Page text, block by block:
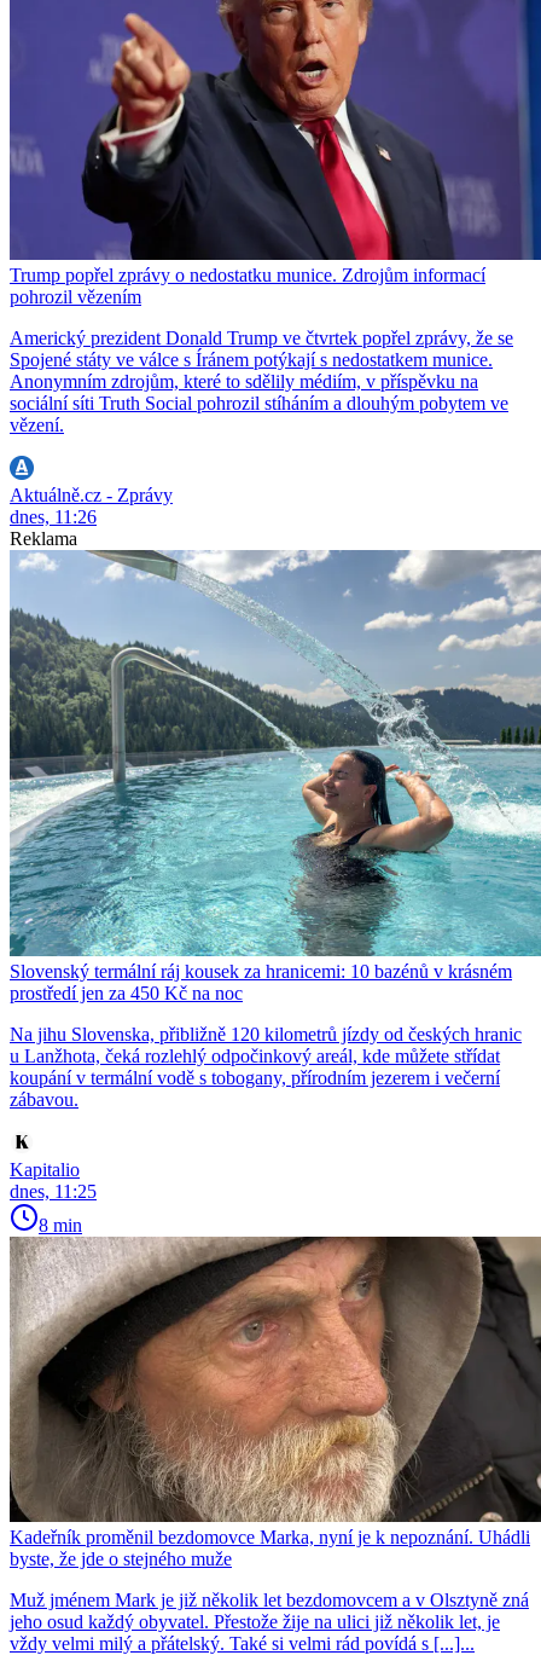
Trump popřel zprávy o nedostatku munice. Zdrojům informací
pohrozil vězením
Americký prezident Donald Trump ve čtvrtek popřel zprávy, že se
Spojené státy ve válce s Íránem potýkají s nedostatkem munice.
Anonymním zdrojům, které to sdělily médiím, v příspěvku na
sociální síti Truth Social pohrozil stíháním a dlouhým pobytem ve
vězení.
Aktuálně.cz - Zprávy
dnes, 11:26
Reklama
Slovenský termální ráj kousek za hranicemi: 10 bazénů v krásném
prostředí jen za 450 Kč na noc
Na jihu Slovenska, přibližně 120 kilometrů jízdy od českých hranic
u Lanžhota, čeká rozlehlý odpočinkový areál, kde můžete střídat
koupání v termální vodě s tobogany, přírodním jezerem i večerní
zábavou.
Kapitalio
dnes, 11:25
8 min
Kadeřník proměnil bezdomovce Marka, nyní je k nepoznání. Uhádli
byste, že jde o stejného muže
Muž jménem Mark je již několik let bezdomovcem a v Olsztyně zná
jeho osud každý obyvatel. Přestože žije na ulici již několik let, je
vždy velmi milý a přátelský. Také si velmi rád povídá s [...]...